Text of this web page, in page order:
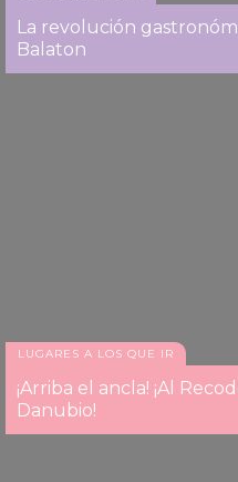
La revolución
Balaton
LUGARES A LOS QUE IR
¡Arriba el ancla! ¡Al
Danubio!